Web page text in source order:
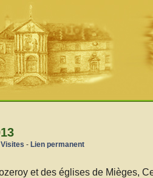
Visites - Lien permanent
et des églises de Mièges,